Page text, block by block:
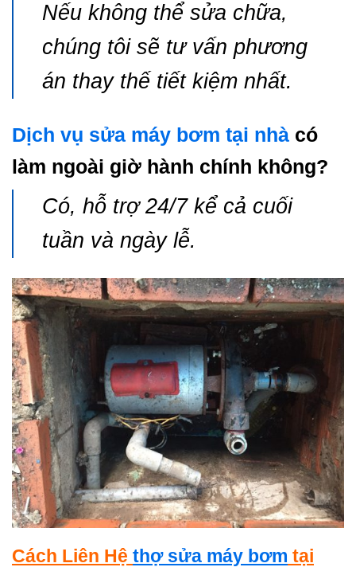
Nếu không thể sửa chữa,
chúng tôi sẽ tư vấn phương
án thay thế tiết kiệm nhất.
Dịch vụ sửa máy bơm tại nhà có
làm ngoài giờ hành chính không?
Có, hỗ trợ 24/7 kể cả cuối
tuần và ngày lễ.
Cách Liên Hệ thợ sửa máy bơm tại